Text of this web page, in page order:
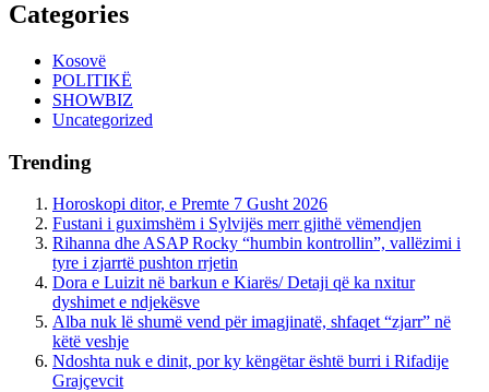
Categories
Kosovë
POLITIKË
SHOWBIZ
Uncategorized
Trending
Horoskopi ditor, e Premte 7 Gusht 2026
Fustani i guximshëm i Sylvijës merr gjithë vëmendjen
Rihanna dhe ASAP Rocky “humbin kontrollin”, vallëzimi i
tyre i zjarrtë pushton rrjetin
Dora e Luizit në barkun e Kiarës/ Detaji që ka nxitur
dyshimet e ndjekësve
Alba nuk lë shumë vend për imagjinatë, shfaqet “zjarr” në
këtë veshje
Ndoshta nuk e dinit, por ky këngëtar është burri i Rifadije
Grajçevcit